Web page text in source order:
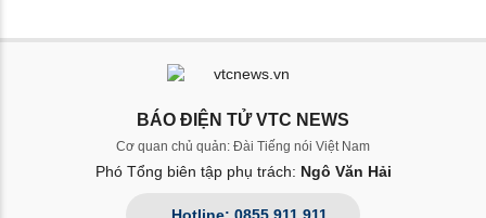
BÁO ĐIỆN TỬ VTC NEWS
Cơ quan chủ quản: Đài Tiếng nói Việt Nam
Phó Tổng biên tập phụ trách: Ngô Văn Hải